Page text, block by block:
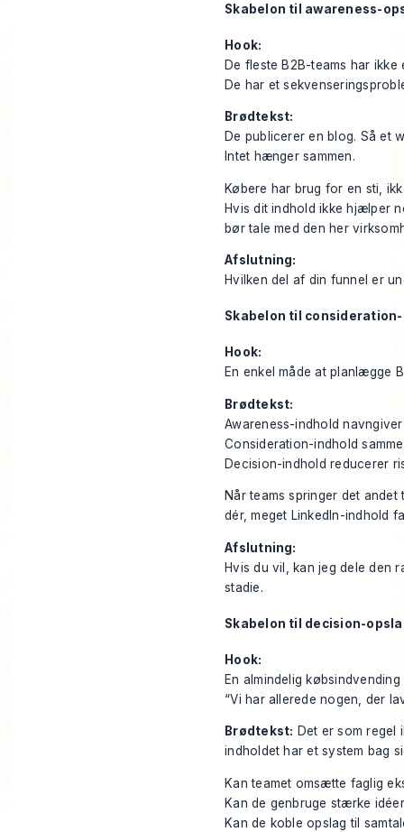
Skabelon til awareness-
Hook:
De fleste B2B-teams har ikke
De har et
Brødtekst:
De publicerer en blog. Så et
Intet hænger sammen.
Købere har brug for en sti,
Hvis dit indhold ikke hjælper
bør tale med den her
Afslutning:
Hvilken del af din funnel er
Skabelon til
Hook:
En enkel måde at planlægge
Brødtekst:
Awareness-indhold
Consideration-indhold
Decision-indhold reducerer
Når teams springer det
dér, meget LinkedIn-indhold
Afslutning:
Hvis du vil, kan jeg dele den
stadie.
Skabelon til decision-
Hook:
En almindelig
“Vi har allerede nogen, der
Brødtekst: Det er som regel
indholdet har et system bag
Kan teamet omsætte faglig
Kan de genbruge stærke
Kan de koble opslag til